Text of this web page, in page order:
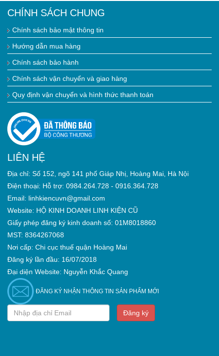
CHÍNH SÁCH CHUNG
Chính sách bảo mật thông tin
Hướng dẫn mua hàng
Chính sách bảo hành
Chính sách vận chuyển và giao hàng
Quy định vận chuyển và hình thức thanh toán
LIÊN HỆ
Địa chỉ: Số 152, ngõ 141 phố Giáp Nhị, Hoàng Mai, Hà Nội
Điện thoại: Hỗ trợ: 0984.264.728 - 0916.364.728
Email: linhkiencuvn@gmail.com
Website: HỘ KINH DOANH LINH KIỆN CŨ
Giấy phép đăng ký kinh doanh số: 01M8018860
MST: 8364267068
Nơi cấp: Chi cục thuế quận Hoàng Mai
Đăng ký lần đầu: 16/07/2018
Đại diện Website: Nguyễn Khắc Quang
ĐĂNG KÝ NHẬN THÔNG TIN SẢN PHẨM MỚI
Đăng ký